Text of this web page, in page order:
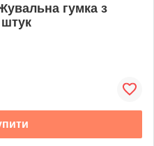
гумка з